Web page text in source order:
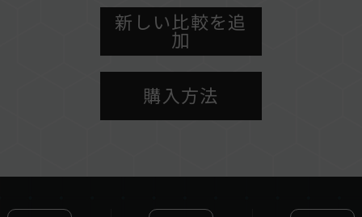
アメリカ特許番号：US11051392B2
台湾特許番号：I703921
中国特許番号：CN 211019739 U
台湾特許番号：I751753
新しい比較を追
加
購入方法